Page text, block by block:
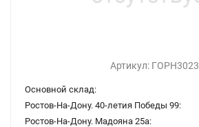
Артикул: ГОРН3023
Основной склад:
Ростов-На-Дону. 40-летия Победы 99:
Ростов-На-Дону. Мадояна 25а: